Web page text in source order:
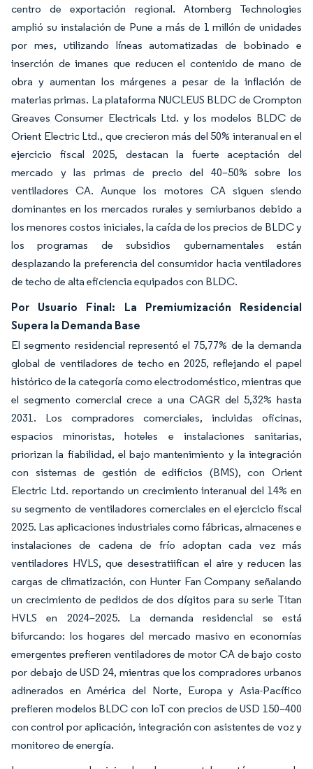
centro de exportación regional. Atomberg Technologies
amplió su instalación de Pune a más de 1 millón de unidades
por mes, utilizando líneas automatizadas de bobinado e
inserción de imanes que reducen el contenido de mano de
obra y aumentan los márgenes a pesar de la inflación de
materias primas. La plataforma NUCLEUS BLDC de Crompton
Greaves Consumer Electricals Ltd. y los modelos BLDC de
Orient Electric Ltd., que crecieron más del 50% interanual en el
ejercicio fiscal 2025, destacan la fuerte aceptación del
mercado y las primas de precio del 40–50% sobre los
ventiladores CA. Aunque los motores CA siguen siendo
dominantes en los mercados rurales y semiurbanos debido a
los menores costos iniciales, la caída de los precios de BLDC y
los programas de subsidios gubernamentales están
desplazando la preferencia del consumidor hacia ventiladores
de techo de alta eficiencia equipados con BLDC.
Por Usuario Final: La Premiumización Residencial
Supera la Demanda Base
El segmento residencial representó el 75,77% de la demanda
global de ventiladores de techo en 2025, reflejando el papel
histórico de la categoría como electrodoméstico, mientras que
el segmento comercial crece a una CAGR del 5,32% hasta
2031. Los compradores comerciales, incluidas oficinas,
espacios minoristas, hoteles e instalaciones sanitarias,
priorizan la fiabilidad, el bajo mantenimiento y la integración
con sistemas de gestión de edificios (BMS), con Orient
Electric Ltd. reportando un crecimiento interanual del 14% en
su segmento de ventiladores comerciales en el ejercicio fiscal
2025. Las aplicaciones industriales como fábricas, almacenes e
instalaciones de cadena de frío adoptan cada vez más
ventiladores HVLS, que desestratiifican el aire y reducen las
cargas de climatización, con Hunter Fan Company señalando
un crecimiento de pedidos de dos dígitos para su serie Titan
HVLS en 2024–2025. La demanda residencial se está
bifurcando: los hogares del mercado masivo en economías
emergentes prefieren ventiladores de motor CA de bajo costo
por debajo de USD 24, mientras que los compradores urbanos
adinerados en América del Norte, Europa y Asia-Pacífico
prefieren modelos BLDC con IoT con precios de USD 150–400
con control por aplicación, integración con asistentes de voz y
monitoreo de energía.